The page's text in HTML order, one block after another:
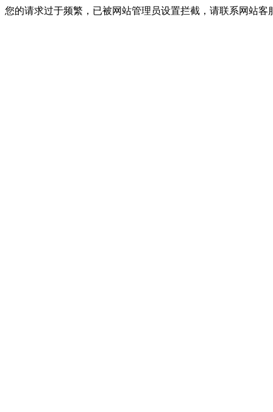
您的请求过于频繁，已被网站管理员设置拦截，请联系网站客